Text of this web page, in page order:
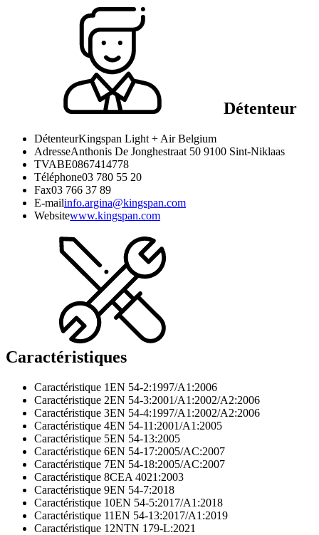
Détenteur
DétenteurKingspan Light + Air Belgium
AdresseAnthonis De Jonghestraat 50 9100 Sint-Niklaas
TVABE0867414778
Téléphone03 780 55 20
Fax03 766 37 89
E-mailinfo.argina@kingspan.com
Websitewww.kingspan.com
Caractéristiques
Caractéristique 1EN 54-2:1997/A1:2006
Caractéristique 2EN 54-3:2001/A1:2002/A2:2006
Caractéristique 3EN 54-4:1997/A1:2002/A2:2006
Caractéristique 4EN 54-11:2001/A1:2005
Caractéristique 5EN 54-13:2005
Caractéristique 6EN 54-17:2005/AC:2007
Caractéristique 7EN 54-18:2005/AC:2007
Caractéristique 8CEA 4021:2003
Caractéristique 9EN 54-7:2018
Caractéristique 10EN 54-5:2017/A1:2018
Caractéristique 11EN 54-13:2017/A1:2019
Caractéristique 12NTN 179-L:2021